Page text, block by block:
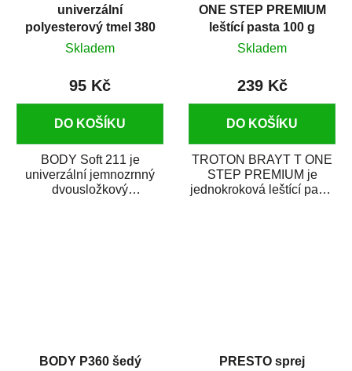
univerzální
polyesterový tmel 380
g
Skladem
95 Kč
DO KOŠÍKU
BODY Soft 211 je
univerzální jemnozrnný
dvousložkový
ONE STEP PREMIUM
leštící pasta 100 g
Skladem
239 Kč
DO KOŠÍKU
TROTON BRAYT T ONE
STEP PREMIUM je
jednokroková leštící pasta
BODY P360 šedý
PRESTO sprej